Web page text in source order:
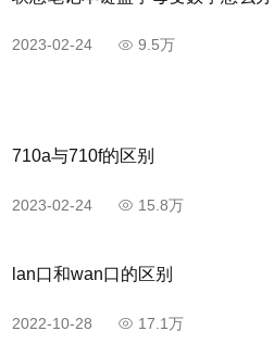
2023-02-24 9.5万
710a与710f的区别
2023-02-24 15.8万
lan口和wan口的区别
2022-10-28 17.1万